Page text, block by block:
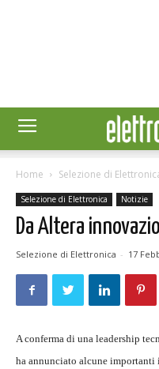
Home Selezione di
Selezione di Elettronica Notizie
Da Altera
Selezione di Elettronica - 17
A conferma di una leadership
ha annunciato alcune